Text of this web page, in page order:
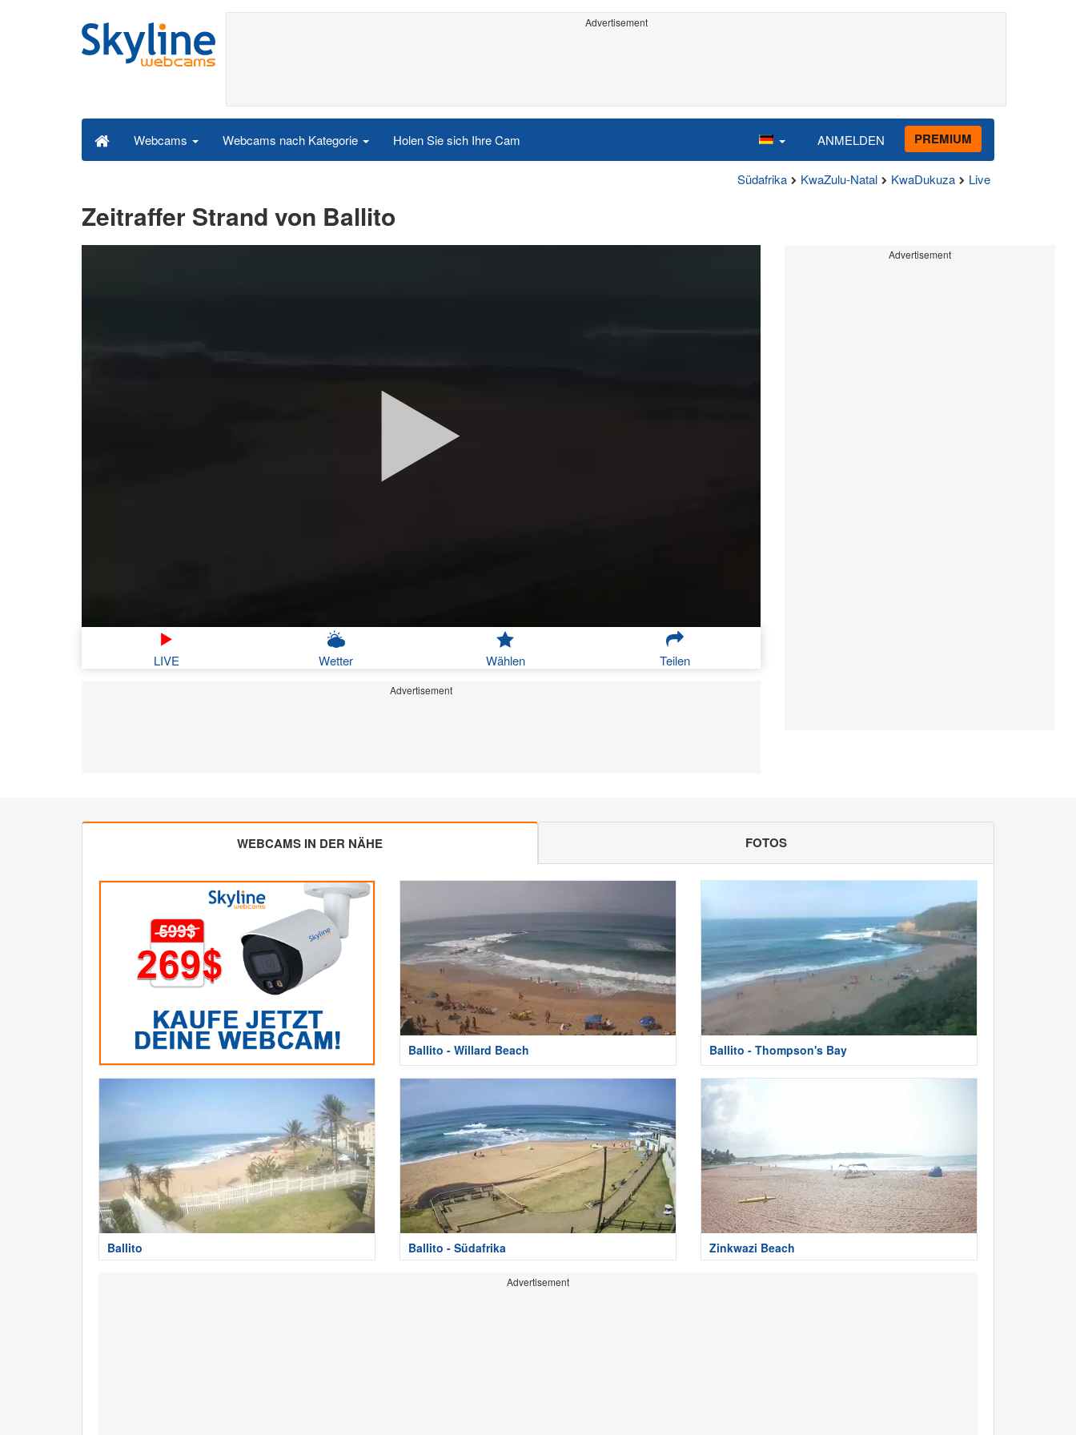
Advertisement
Webcams Webcams nach Kategorie Holen Sie sich Ihre Cam ANMELDEN PREMIUM
Südafrika KwaZulu-Natal KwaDukuza Live
Zeitraffer Strand von Ballito
LIVE Wetter Wählen Teilen
Advertisement
Advertisement
WEBCAMS IN DER NÄHE FOTOS
Ballito - Willard Beach Ballito - Thompson's Bay
Ballito Ballito - Südafrika Zinkwazi Beach
Advertisement